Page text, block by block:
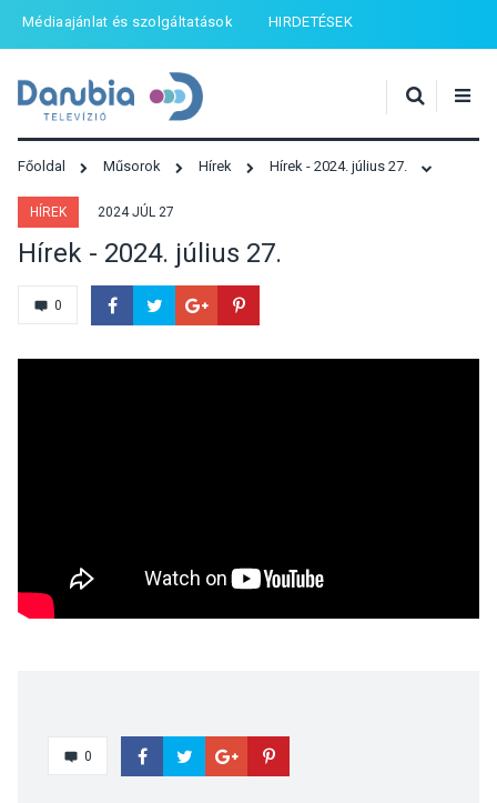
Médiaajánlat és szolgáltatások HIRDETÉSEK
Főoldal Műsorok Hírek Hírek - 2024. július 27.
HÍREK 2024 JÚL 27
Hírek - 2024. július 27.
0
0